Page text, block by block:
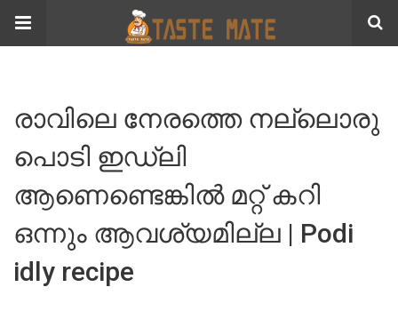
രാവിലെ നേരത്തെ നല്ലൊരു
പൊടി ഇഡ്‌ലി
ആണെണ്ടെങ്കിൽ മറ്റ് കറി
ഒന്നും ആവശ്യമില്ല | Podi
idly recipe